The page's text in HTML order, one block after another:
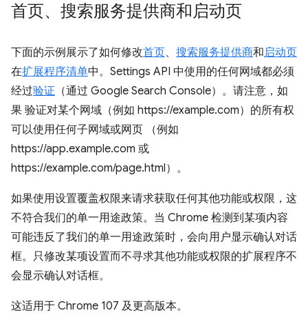
首页、搜索服务提供商和启动页
下面的示例展示了如何修改首页、 搜索服务提供商和启动页
在扩展程序清单中。Settings API 中使用的任何网域都必须
经过验证 （通过 Google Search Console）。请注意，如
果 验证对某个网域（例如 https://example.com）的所有权
可以使用任何子网域或网页 （例如
https://app.example.com 或
https://example.com/page.html）。
如果使用设置覆盖权限来请求获取任何其他功能或权限，这
不符合我们的单一用途政策。当 Chrome 检测到某项内容
可能违反了我们的单一用途政策时，会向用户显示确认对话
框。只修改某项设置而不寻求其他功能或权限的扩展程序不
会显示确认对话框。
这适用于 Chrome 107 及更高版本。